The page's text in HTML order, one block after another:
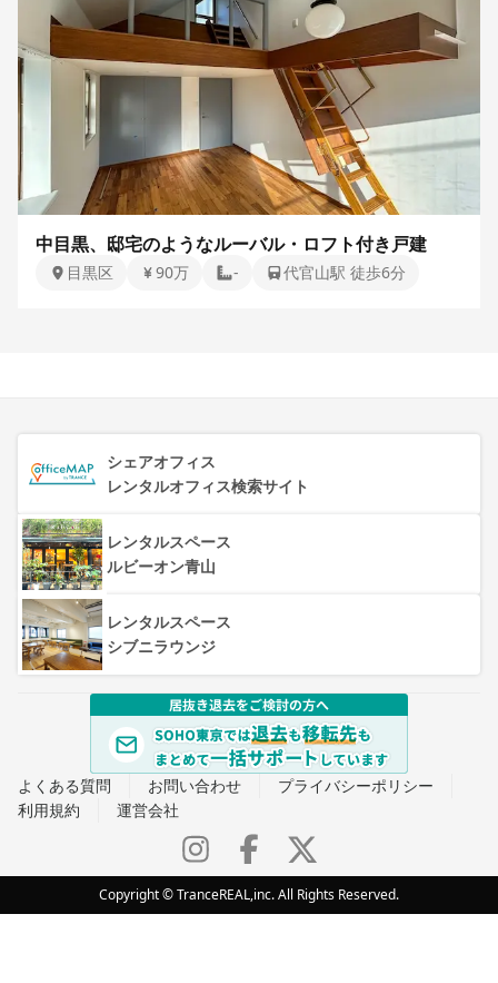
中目黒、邸宅のようなルーバル・ロフト付き戸建
目黒区 90万 - 代官山駅 徒歩6分
シェアオフィス
レンタルオフィス検索サイト
レンタルスペース
ルビーオン青山
レンタルスペース
シブニラウンジ
よくある質問 お問い合わせ
プライバシーポリシー
利用規約
運営会社
Copyright © TranceREAL,inc. All Rights Reserved.